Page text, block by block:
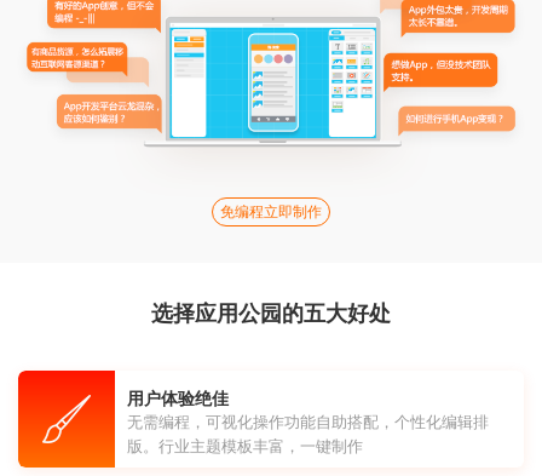
免编程立即制作
选择应用公园的五大好处
用户体验绝佳
无需编程，可视化操作功能自助搭配，个性化编辑排
版。行业主题模板丰富，一键制作